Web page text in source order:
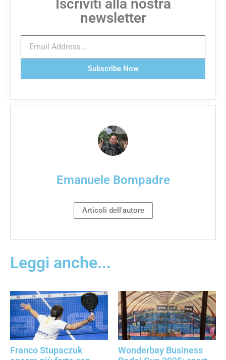
Iscriviti alla nostra
newsletter
Subscribe Now
Emanuele Bompadre
Articoli dell'autore
Leggi anche...
Franco Stupaczuk
Wonderbay Business